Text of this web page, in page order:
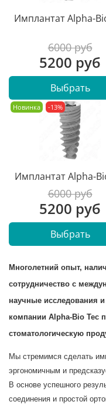
Имплантат Alpha-
6000 руб
5200 руб
Выбрать
Новинка -13%
Имплантат Alpha-
6000 руб
5200 руб
Выбрать
Многолетний опыт,
сотрудничество с
научные исследования
компании Alpha-Bio Tec
стоматологическую
Мы стремимся сделать
эргономичным и
В основе успешного
соединения и простой